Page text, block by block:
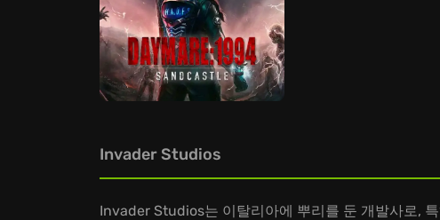
Invader Studios
Invader Studios는 이탈리아에 뿌리를 둔 개발사로,